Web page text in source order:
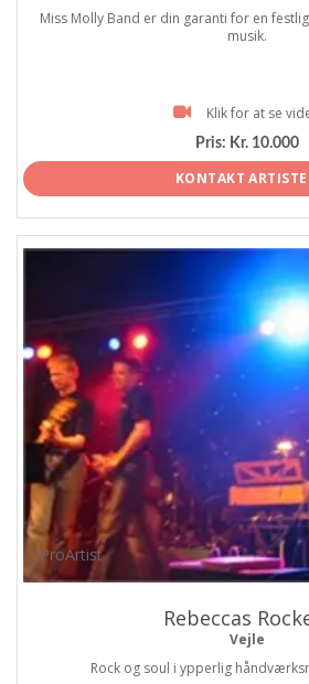
Miss Molly Band er din garanti for en
musik.
Klik for at se
Pris: Kr. 10.000
KONTAKT
ProArtist
Rebeccas
Vejle
Rock og soul i ypperlig